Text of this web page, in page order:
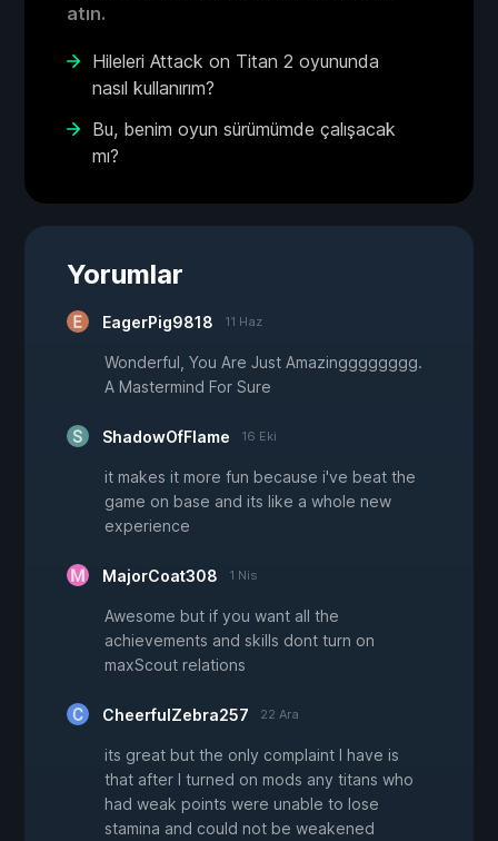
atın.
Hileleri Attack on Titan 2 oyununda
nasıl kullanırım?
Bu, benim oyun sürümümde çalışacak
mı?
Yorumlar
EagerPig9818 11 Haz
Wonderful, You Are Just Amazingggggggg.
A Mastermind For Sure
ShadowOfFlame 16 Eki
it makes it more fun because i've beat the
game on base and its like a whole new
experience
MajorCoat308 1 Nis
Awesome but if you want all the
achievements and skills dont turn on
maxScout relations
CheerfulZebra257 22 Ara
its great but the only complaint I have is
that after I turned on mods any titans who
had weak points were unable to lose
stamina and could not be weakened